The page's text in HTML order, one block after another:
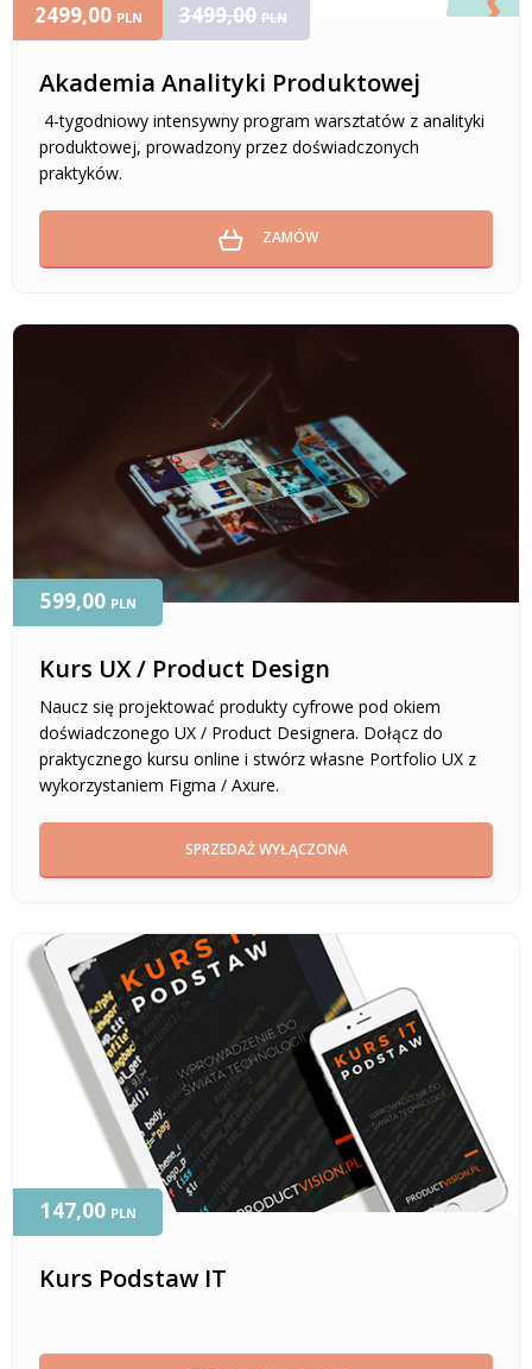
Akademia Analityki Produktowej
4-tygodniowy intensywny program warsztatów z analityki
produktowej, prowadzony przez doświadczonych
praktyków.
2499,00 PLN 3499,00 PLN
ZAMÓW
Kurs UX / Product Design
Naucz się projektować produkty cyfrowe pod okiem
doświadczonego UX / Product Designera. Dołącz do
praktycznego kursu online i stwórz własne Portfolio UX z
wykorzystaniem Figma / Axure.
599,00 PLN
SPRZEDAŻ WYŁĄCZONA
Kurs Podstaw IT
147,00 PLN